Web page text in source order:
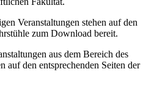
Veranstaltungen stehen auf den
zum Download bereit.
aus dem Bereich des
auf den entsprechenden Seiten der